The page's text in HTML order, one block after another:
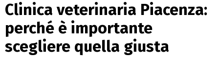
Clinica veterinaria Piacenza:
perché è importante
scegliere quella giusta